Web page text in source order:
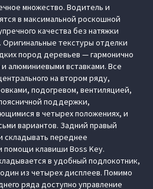
множество. Водитель и
в максимальной роскошной
качества без натяжки
текстуры отделки
пород деревьев — гармонично
алюминиевыми вставками. Все
на втором ряду,
подогревом, вентиляцией,
поддержки,
в четырех положениях, и
вариантов. Задний правый
складывать переднее
помощи клавиши Boss Key.
в удобный подлокотник,
из четырех дисплеев. Помимо
ряда доступно управление